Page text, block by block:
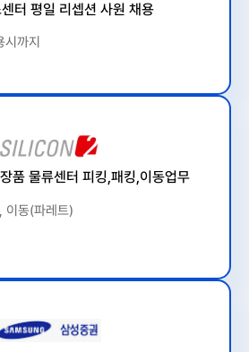
터 평일 리셉션 사원 채용
까지
품 물류센터 피킹,패킹,이동업무
이동(파레트)